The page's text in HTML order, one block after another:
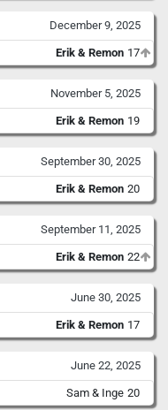
December 9, 2025
Erik & Remon 17
November 5, 2025
Erik & Remon 19
September 30, 2025
Erik & Remon 20
September 11, 2025
Erik & Remon 22
June 30, 2025
Erik & Remon 17
June 22, 2025
Sam & Inge 20